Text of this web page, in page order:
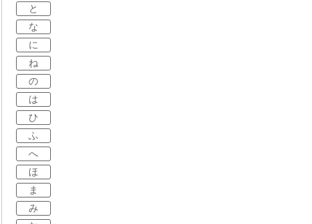
と
な
に
ね
の
は
ひ
ふ
へ
ほ
ま
み